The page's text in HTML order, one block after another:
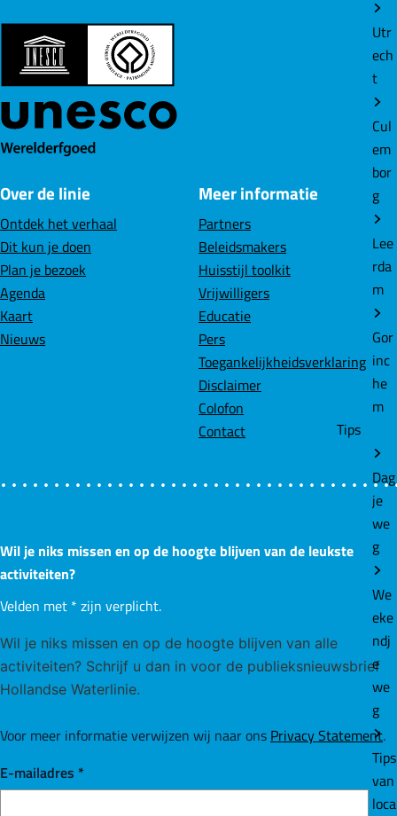
Utr
ech
t
Cul
em
bor
g
Lee
rda
m
Gor
inc
he
m
Tips
Dag
je
we
g
We
eke
ndj
e
we
g
Tips
van
loca
g
i
n
a
o
p
a
c
e
b
o
o
g
a
o
p
i
k
e
d
g
i
n
a
o
a
t
Over de linie
Ontdek het verhaal
Dit kun je doen
Plan je bezoek
Agenda
Kaart
Nieuws
Meer informatie
Partners
Beleidsmakers
Huisstijl toolkit
Vrijwilligers
Educatie
Pers
Toegankelijkheidsverklaring
Disclaimer
Colofon
Contact
Wil je niks missen en op de hoogte blijven van de leukste
activiteiten?
Velden met * zijn verplicht.
Wil je niks missen en op de hoogte blijven van alle
activiteiten? Schrijf u dan in voor de publieksnieuwsbrief
Hollandse Waterlinie.
Voor meer informatie verwijzen wij naar ons Privacy Statement.
E-mailadres *